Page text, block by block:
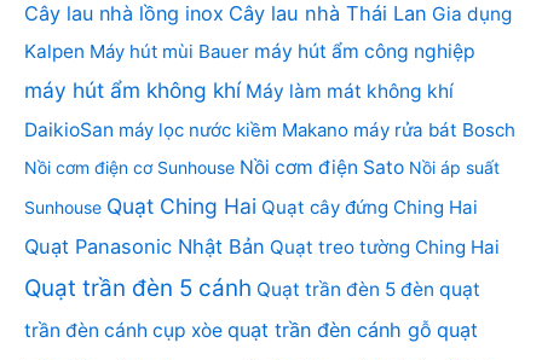
Cây lau nhà lồng inox Cây lau nhà Thái Lan Gia dụng
Kalpen Máy hút mùi Bauer máy hút ẩm công nghiệp
máy hút ẩm không khí Máy làm mát không khí
DaikioSan máy lọc nước kiềm Makano máy rửa bát Bosch
Nồi cơm điện cơ Sunhouse Nồi cơm điện Sato Nồi áp suất
Sunhouse Quạt Ching Hai Quạt cây đứng Ching Hai
Quạt Panasonic Nhật Bản Quạt treo tường Ching Hai
Quạt trần đèn 5 cánh Quạt trần đèn 5 đèn quạt
trần đèn cánh cụp xòe quạt trần đèn cánh gỗ quạt